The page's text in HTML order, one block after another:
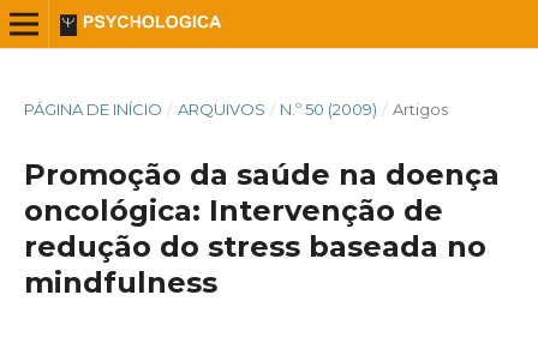
PÁGINA DE INÍCIO / ARQUIVOS / N.º 50 (2009) / Artigos
Promoção da saúde na doença
oncológica: Intervenção de
redução do stress baseada no
mindfulness